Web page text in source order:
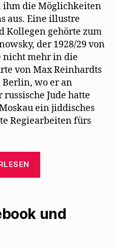
ihm die Möglichkeiten
aus. Eine illustre
Kollegen gehörte zum
der 1928/29 von
nicht mehr in die
von Max Reinhardts
Berlin, wo er an
Jude hatte
ein jiddisches
Regiearbeiten fürs
–
und